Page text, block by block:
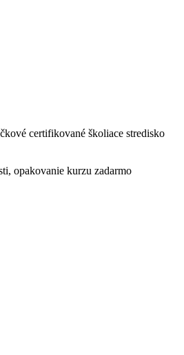
certifikované školiace stredisko
opakovanie kurzu zadarmo